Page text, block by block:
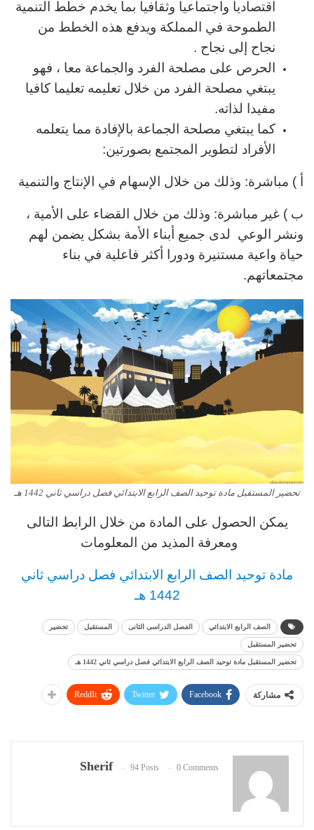
اقتصاديا واجتماعيا وثقافيا بما يخدم خطط التنمية
الطموحة في المملكة ويدفع هذه الخطط من
نجاح إلى نجاح .
الحرص على مصلحة الفرد والجماعة معا ، فهو
يبتغي مصلحة الفرد من خلال تعليمه تعليما كافيا
مفيدا لذاته.
كما يبتغي مصلحة الجماعة بالإفادة مما يتعلمه
الأفراد لتطوير المجتمع بصورتين:
أ ) مباشرة: وذلك من خلال الإسهام في الإنتاج والتنمية
ب ) غير مباشرة: وذلك من خلال القضاء على الأمية ،
ونشر الوعي لدى جميع أبناء الأمة بشكل يضمن لهم
حياة واعية مستنيرة ودورا أكثر فاعلية في بناء
مجتمعاتهم.
تحضير المستقبل مادة توحيد الصف الرابع الابتدائي فصل دراسي ثاني 1442 هـ
يمكن الحصول على المادة من خلال الرابط التالى
ومعرفة المذيد من المعلومات
مادة توحيد الصف الرابع الابتدائي فصل دراسي ثاني
1442 هـ
الصف الرابع الابتدائي الفصل الدراسى الثانى المستقبل تحضير
تحضير المستقبل
تحضير المستقبل مادة توحيد الصف الرابع الابتدائي فصل دراسي ثاني 1442 هـ
مشاركة Facebook
Twitter
ReddIt
Sherif 94 Posts 0 Comments